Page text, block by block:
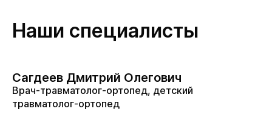
Наши специалисты
Сагдеев Дмитрий Олегович
Врач-травматолог-ортопед, детский
травматолог-ортопед